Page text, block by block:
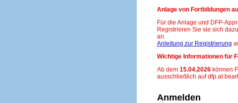
Anlage von Fortbildungen
Für die Anlage und DFP-
Registrieren Sie sie sich
an.
Anleitung zur Registrierung
Wichtige Informationen für
Ab dem 15.04.2026 können
ausschließlich auf dfp.at
Anmelden